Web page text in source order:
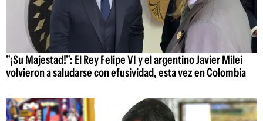
"¡Su Majestad!": El Rey Felipe VI y el argentino Javier Milei
volvieron a saludarse con efusividad, esta vez en Colombia